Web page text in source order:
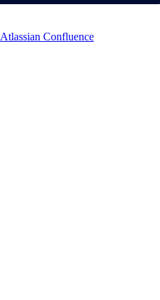
Atlassian Confluence